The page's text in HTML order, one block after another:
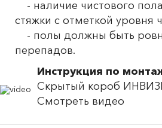
- наличие чистового
стяжки с отметкой уровня
- полы должны быть
перепадов.
Инструкция по
Скрытый короб
Смотреть видео